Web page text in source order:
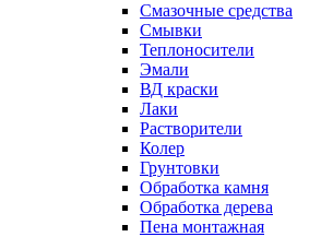
Смазочные средства
Смывки
Теплоносители
Эмали
ВД краски
Лаки
Растворители
Колер
Грунтовки
Обработка камня
Обработка дерева
Пена монтажная